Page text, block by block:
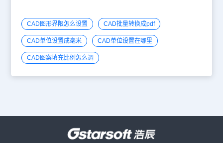
CAD图形界限怎么设置 CAD批量转换成pdf
CAD单位设置成毫米 CAD单位设置在哪里
CAD图案填充比例怎么调